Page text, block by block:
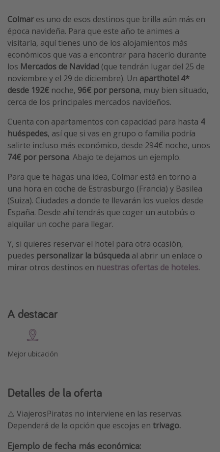
Parques de atracciones
Viaja con musicales
El Rey León el musical
Harry Potter en Londres y otros destinos
Eventos deportivos
Colmar es uno de esos destinos que brilla aún más en
época navideña. Para que este año te animes a
visitarla, aquí tienes uno de los alojamientos más
económicos que vas a encontrar para hacerlo durante
los Mercados de Navidad (que tendrán lugar del 25 de
noviembre y el 29 de diciembre). Un aparthotel 4*
desde 192€ noche, 96€ por persona, muy bien situado,
cerca de los principales mercados navideños.
Cuenta con apartamentos con capacidad para hasta 4
huéspedes, así que si vas en grupo o familia podría
salirte incluso más económico, desde 294€ noche, unos
74€ por persona. Abajo te dejamos un ejemplo.
Para que te hagas una idea, Colmar está en torno a
una hora en coche de Estrasburgo (Francia) y Basilea
(Suiza). Ciudades a donde te llevarán los vuelos desde
España. Desde ahí tendrás que coger un autobús o
alquilar un coche para llegar.
Y, si quieres reservar el hotel para otra ocasión,
puedes personalizar la búsqueda al abrir un enlace o
mirar otros destinos en nuestras ofertas de hoteles.
A destacar
Mejor ubicación
Detalles de la oferta
⚠️ ViajerosPiratas no interviene en las reservas.
Dependerá de la opción que escojas en trivago.
Ejemplo de fecha más económica: